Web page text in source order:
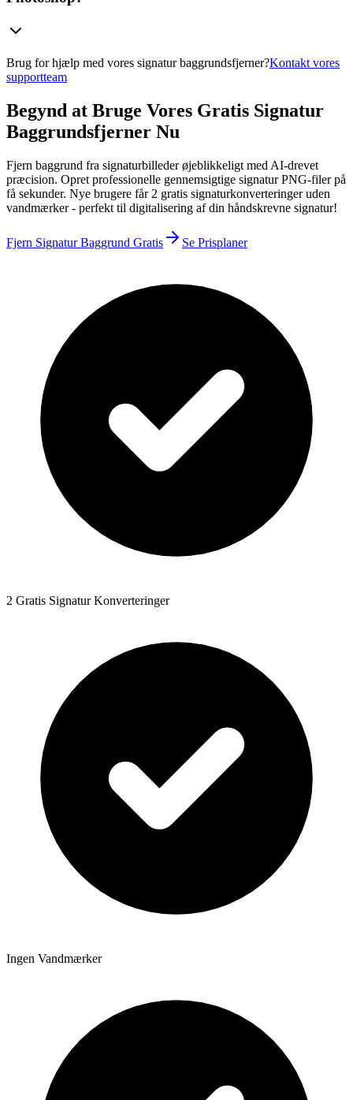
Brug for hjælp med vores signatur baggrundsfjerner?Kontakt vores
supportteam
Begynd at Bruge Vores Gratis Signatur
Baggrundsfjerner Nu
Fjern baggrund fra signaturbilleder øjeblikkeligt med AI-drevet
præcision. Opret professionelle gennemsigtige signatur PNG-filer på
få sekunder. Nye brugere får 2 gratis signaturkonverteringer uden
vandmærker - perfekt til digitalisering af din håndskrevne signatur!
Fjern Signatur Baggrund Gratis Se Prisplaner
2 Gratis Signatur Konverteringer
Ingen Vandmærker